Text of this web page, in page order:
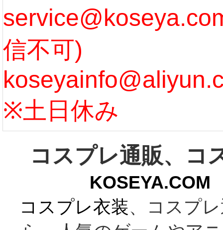
[more]
まで
う...
信不可)
※土日休み
コスプレ通販、コ
コスプレ衣装、コスプ